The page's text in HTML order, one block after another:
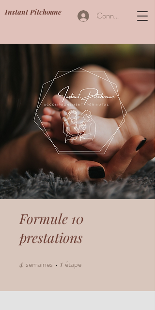
Instant Pitchoune Connexion
Formule 10
prestations
4 semaines 4 semaines
1 étape